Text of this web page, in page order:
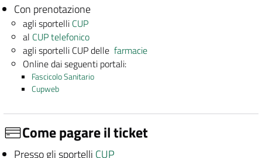
Con prenotazione
agli sportelli CUP
al CUP telefonico
agli sportelli CUP dellefarmacie
Online dai seguenti portali:
Fascicolo Sanitario
Cupweb
Come pagare il ticket
Presso gli sportelli CUP